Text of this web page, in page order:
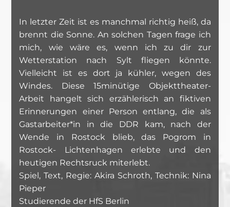
In letzter Zeit ist es manchmal richtig heiß, da
brennt die Sonne. An solchen Tagen frage ich
mich, wie wäre es, wenn ich zu dir zur
Wetterstation nach Sylt fliegen könnte.
Vielleicht ist es dort ja kühler, wegen des
Windes. Diese 15minütige Objekttheater-
Arbeit hangelt sich erzählerisch an fiktiven
Erinnerungen einer Person entlang, die als
Gastarbeiter*in in die DDR kam, nach der
Wende in Rostock blieb, das Pogrom in
Rostock- Lichtenhagen erlebte und den
heutigen Rechtsruck miterlebt.
Spiel, Text, Regie: Akira Schroth, Technik: Nina
Pieper
Studierende der HfS Berlin